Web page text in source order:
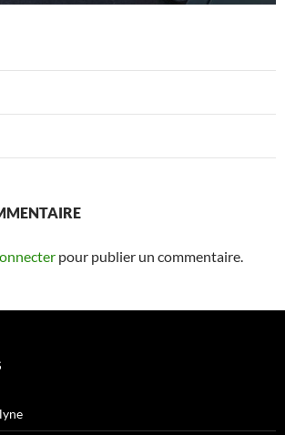
pour publier un commentaire.